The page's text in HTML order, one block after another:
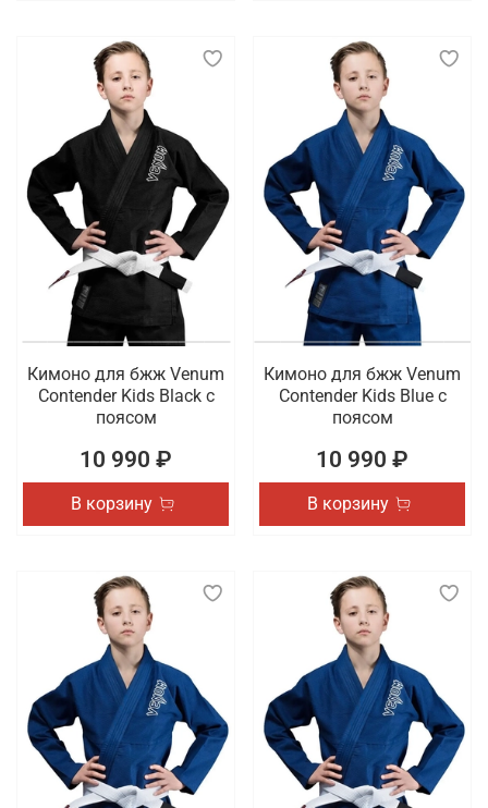
Кимоно для бжж Venum
Contender Kids Black с
поясом
10 990 ₽
В корзину
Кимоно для бжж Venum
Contender Kids Blue с
поясом
10 990 ₽
В корзину